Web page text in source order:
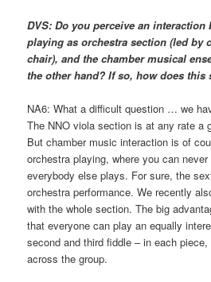
DVS: Do you perceive an interaction
playing as orchestra section (led by
chair), and the chamber musical
the other hand? If so, how does this
NA6: What a difficult question … we
The NNO viola section is at any rate a
But chamber music interaction is of
orchestra playing, where you can
everybody else plays. For sure, the
orchestra performance. We recently
with the whole section. The big
that everyone can play an equally
second and third fiddle – in each
across the group.